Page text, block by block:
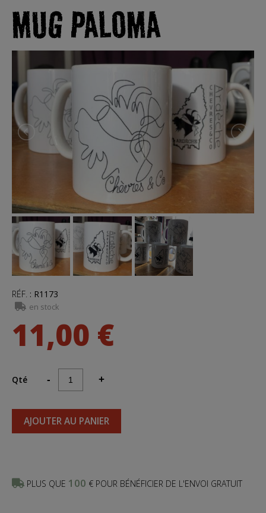
MUG PALOMA
RÉF. : R1173
en stock
11,00 €
Qté - +
AJOUTER AU PANIER
PLUS QUE 100 € POUR BÉNÉFICIER DE L'ENVOI GRATUIT